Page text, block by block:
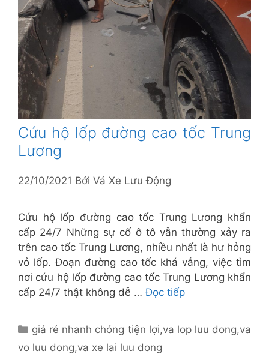
Cứu hộ lốp đường cao tốc Trung
Lương
22/10/2021 Bởi Vá Xe Lưu Động
Cứu hộ lốp đường cao tốc Trung Lương khẩn
cấp 24/7 Những sự cố ô tô vẫn thường xảy ra
trên cao tốc Trung Lương, nhiều nhất là hư hỏng
vỏ lốp. Đoạn đường cao tốc khá vắng, việc tìm
nơi cứu hộ lốp đường cao tốc Trung Lương khẩn
cấp 24/7 thật không dễ …Đọc tiếp
Danh
mục
giá rẻ nhanh chóng tiện lợi,va lop luu dong,va
vo luu dong,va xe lai luu dong